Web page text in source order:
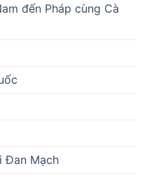
đến Pháp cùng Cà
Đan Mạch